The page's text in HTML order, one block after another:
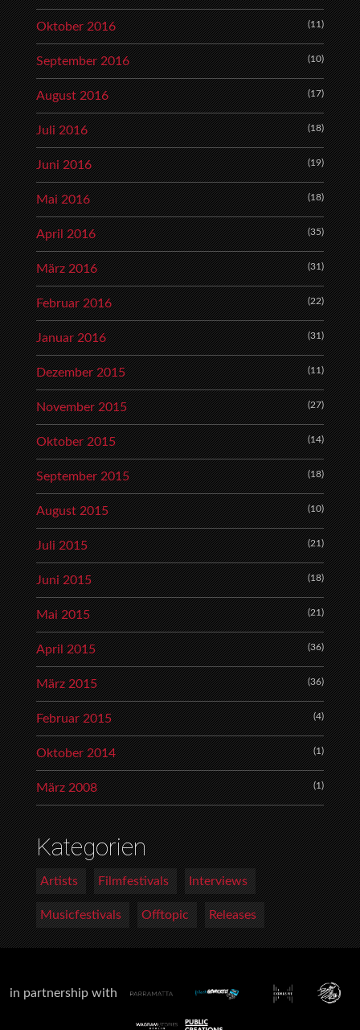
Oktober 2016 (11)
September 2016 (10)
August 2016 (17)
Juli 2016 (18)
Juni 2016 (19)
Mai 2016 (18)
April 2016 (35)
März 2016 (31)
Februar 2016 (22)
Januar 2016 (31)
Dezember 2015 (11)
November 2015 (27)
Oktober 2015 (14)
September 2015 (18)
August 2015 (10)
Juli 2015 (21)
Juni 2015 (18)
Mai 2015 (21)
April 2015 (36)
März 2015 (36)
Februar 2015 (4)
Oktober 2014 (1)
März 2008 (1)
Kategorien
Artists Filmfestivals Interviews
Musicfestivals Offtopic Releases
in partnership with